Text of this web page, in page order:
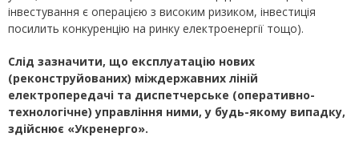
інвестування є операцією з високим ризиком, інвестиція
посилить конкуренцію на ринку електроенергії тощо).
Слід зазначити, що експлуатацію нових
(реконструйованих) міждержавних ліній
електропередачі та диспетчерське (оперативно-
технологічне) управління ними, у будь-якому випадку,
здійснює «Укренерго».